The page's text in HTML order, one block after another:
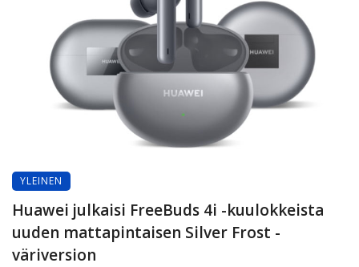
YLEINEN
Huawei julkaisi FreeBuds 4i -kuulokkeista
uuden mattapintaisen Silver Frost -
väriversion